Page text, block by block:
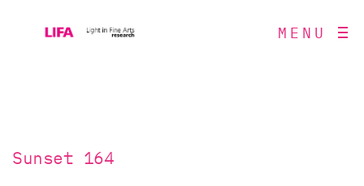
MENU
Sunset 164